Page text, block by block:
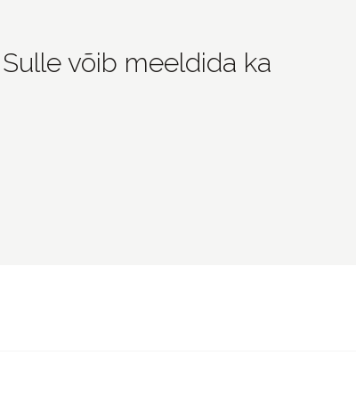
Sulle võib meeldida ka